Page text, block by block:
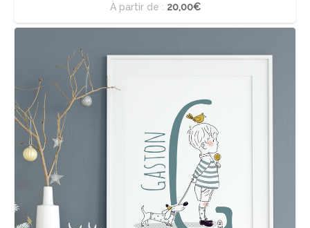
À partir de : 20,00€